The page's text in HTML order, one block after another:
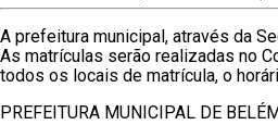
A prefeitura municipal, através da
As matrículas serão realizadas no
todos os locais de matrícula, o
PREFEITURA MUNICIPAL DE